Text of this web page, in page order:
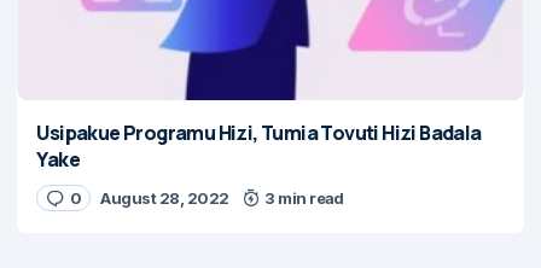
Usipakue Programu Hizi, Tumia Tovuti Hizi Badala
Yake
0 August 28, 2022 3 min read